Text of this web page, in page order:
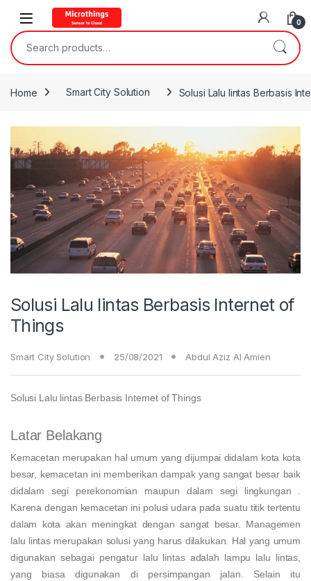
Open 0
Search for:
Home Smart City Solution Solusi Lalu lintas Berbasis
Solusi Lalu lintas Berbasis Internet of
Things
Smart City Solution 25/08/2021 Abdul Aziz Al Amien
Solusi Lalu lintas Berbasis Internet of Things
Latar Belakang
Kemacetan merupakan hal umum yang dijumpai didalam kota kota
besar, kemacetan ini memberikan dampak yang sangat besar baik
didalam segi perekonomian maupun dalam segi lingkungan .
Karena dengan kemacetan ini polusi udara pada suatu titik tertentu
dalam kota akan meningkat dengan sangat besar. Managemen
lalu lintas merupakan solusi yang harus dilakukan. Hal yang umum
digunakan sebagai pengatur lalu lintas adalah lampu lalu lintas,
yang biasa digunakan di persimpangan jalan. Selain itu